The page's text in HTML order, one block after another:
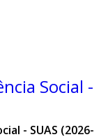
Social -
- SUAS (2026-